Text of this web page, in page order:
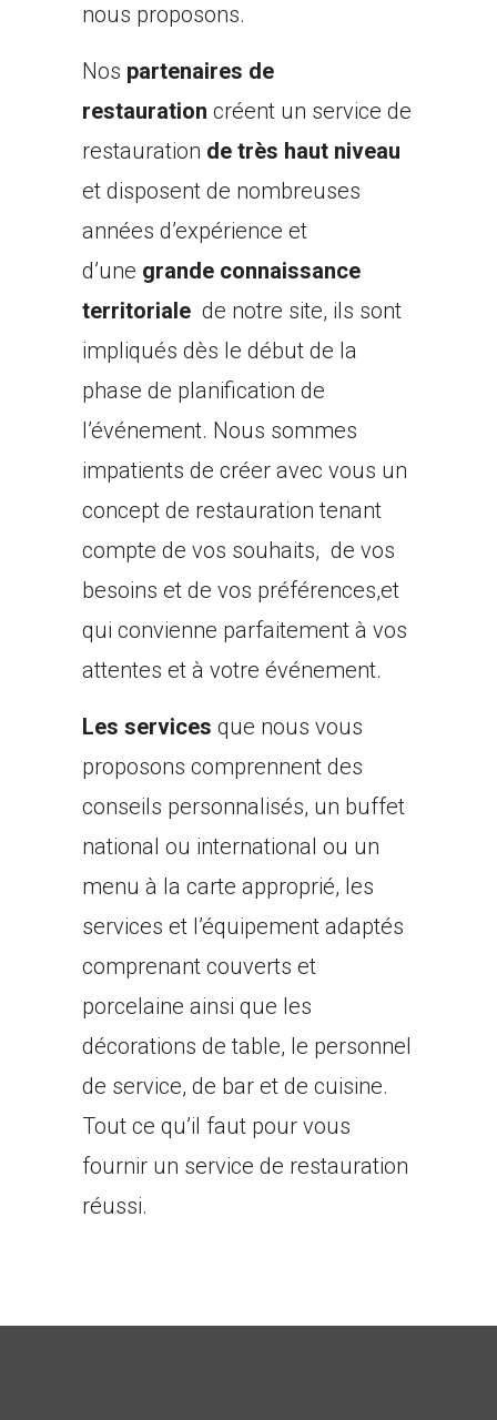
nous proposons.
Nos partenaires de
restauration créent un service de
restauration de très haut niveau
et disposent de nombreuses
années d’expérience et
d’une grande connaissance
territoriale de notre site, ils sont
impliqués dès le début de la
phase de planification de
l’événement. Nous sommes
impatients de créer avec vous un
concept de restauration tenant
compte de vos souhaits, de vos
besoins et de vos préférences,et
qui convienne parfaitement à vos
attentes et à votre événement.
Les services que nous vous
proposons comprennent des
conseils personnalisés, un buffet
national ou international ou un
menu à la carte approprié, les
services et l’équipement adaptés
comprenant couverts et
porcelaine ainsi que les
décorations de table, le personnel
de service, de bar et de cuisine.
Tout ce qu’il faut pour vous
fournir un service de restauration
réussi.